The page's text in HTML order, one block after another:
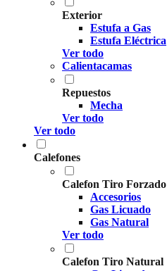
Exterior
Estufa a Gas
Estufa Eléctrica
Ver todo
Calientacamas
Repuestos
Mecha
Ver todo
Ver todo
Calefones
Calefon Tiro Forzado
Accesorios
Gas Licuado
Gas Natural
Ver todo
Calefon Tiro Natural